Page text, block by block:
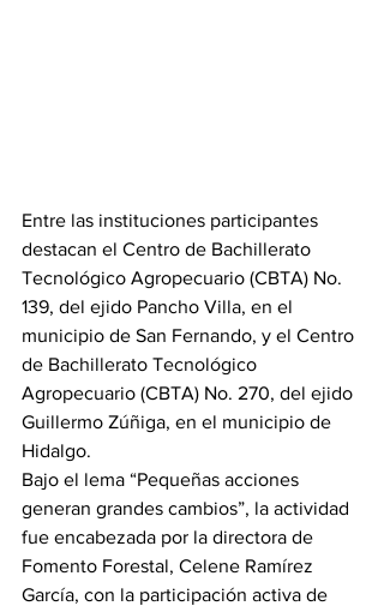
Entre las instituciones participantes
destacan el Centro de Bachillerato
Tecnológico Agropecuario (CBTA) No.
139, del ejido Pancho Villa, en el
municipio de San Fernando, y el Centro
de Bachillerato Tecnológico
Agropecuario (CBTA) No. 270, del ejido
Guillermo Zúñiga, en el municipio de
Hidalgo.
Bajo el lema “Pequeñas acciones
generan grandes cambios”, la actividad
fue encabezada por la directora de
Fomento Forestal, Celene Ramírez
García, con la participación activa de